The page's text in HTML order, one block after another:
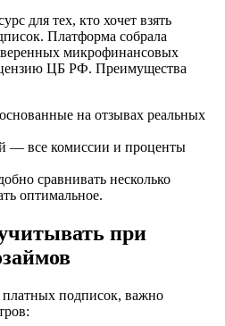
для тех, кто хочет взять
Платформа собрала
микрофинансовых
ЦБ РФ. Преимущества
на отзывах реальных
— все комиссии и проценты
сравнивать несколько
оптимальное.
при
платных подписок, важно